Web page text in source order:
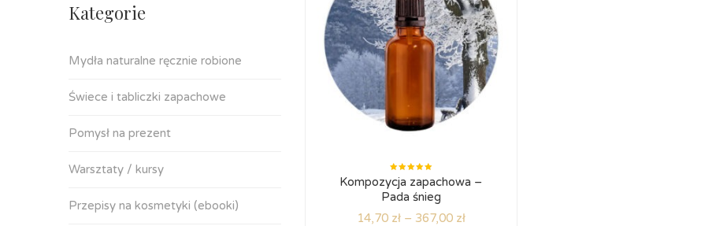
Kategorie
Mydła naturalne ręcznie robione
Świece i tabliczki zapachowe
Pomysł na prezent
Warsztaty / kursy
Przepisy na kosmetyki (ebooki)
Oceniono
5.00na
Kompozycja zapachowa –
Pada śnieg
14,70 zł – 367,00 zł